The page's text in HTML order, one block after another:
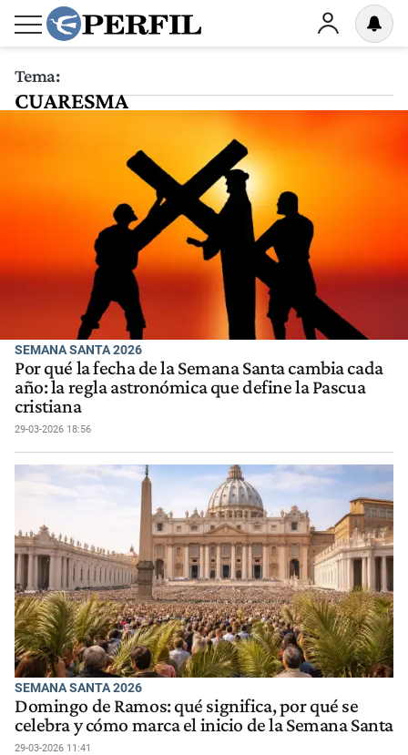
Tema:
CUARESMA
SEMANA SANTA 2026
Por qué la fecha de la Semana Santa cambia cada
año: la regla astronómica que define la Pascua
cristiana
29-03-2026 18:56
SEMANA SANTA 2026
Domingo de Ramos: qué significa, por qué se
celebra y cómo marca el inicio de la Semana Santa
29-03-2026 11:41